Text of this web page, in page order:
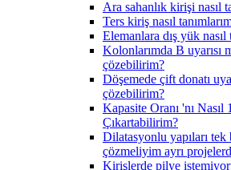
Ara sahanlık kirişi nasıl
Ters kiriş nasıl
Elemanlara dış yük nasıl
Kolonlarımda B uyarısı
çözebilirim?
Döşemede çift donatı
çözebilirim?
Kapasite Oranı 'nı
Çıkartabilirim?
Dilatasyonlu yapıları
çözmeliyim ayrı
Kirişlerde pilye